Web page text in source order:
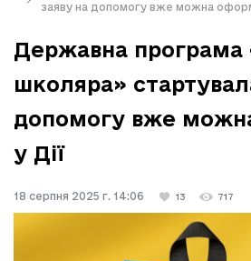
заяву на допомогу вже можна
Державна програма
школяра»
допомогу вже
у Дії
18 серпня 2025 г. 14:06 13 717